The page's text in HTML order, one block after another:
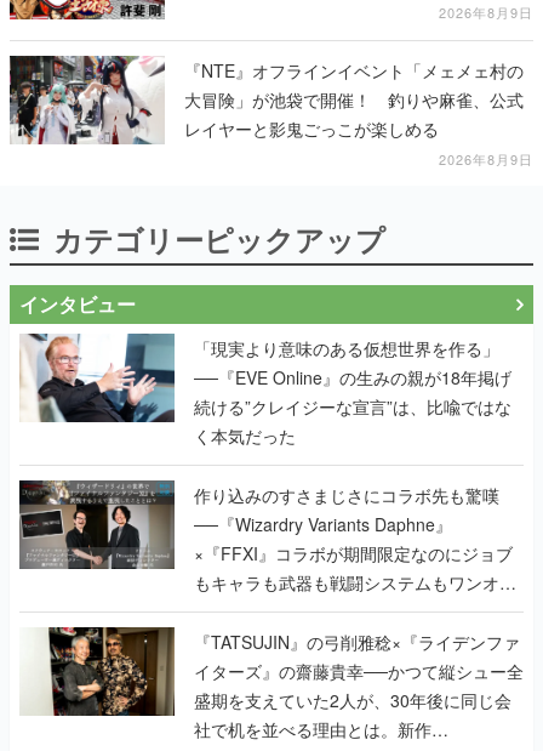
2026年8月9日
『NTE』オフラインイベント「メェメェ村の
大冒険」が池袋で開催！ 釣りや麻雀、公式
レイヤーと影鬼ごっこが楽しめる
2026年8月9日
カテゴリーピックアップ
インタビュー
「現実より意味のある仮想世界を作る」
──『EVE Online』の生みの親が18年掲げ
続ける”クレイジーな宣言”は、比喩ではな
く本気だった
作り込みのすさまじさにコラボ先も驚嘆
──『Wizardry Variants Daphne』
×『FFXI』コラボが期間限定なのにジョブ
もキャラも武器も戦闘システムもワンオフ
で作り込まれた理由を両ディレクターに聞
く
『TATSUJIN』の弓削雅稔×『ライデンファ
イターズ』の齋藤貴幸──かつて縦シュー全
盛期を支えていた2人が、30年後に同じ会
社で机を並べる理由とは。新作